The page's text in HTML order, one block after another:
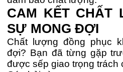
CAM KẾT CHẤT
SỰ MONG ĐỢI
Chất lượng đồng phục
đợi? Bạn đã từng gặp
được sếp giao trọng trách